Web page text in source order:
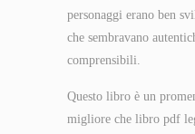
personaggi erano ben
che sembravano
comprensibili.
Questo libro è un
migliore che libro pdf